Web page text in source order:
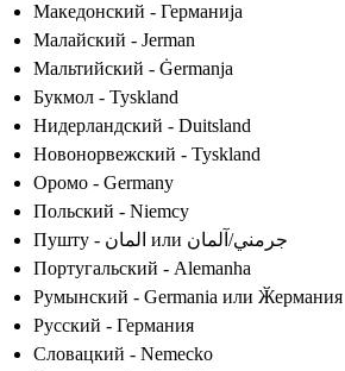
Македонский - Германија
Малайский - Jerman
Мальтийский - Ġermanja
Букмол - Tyskland
Нидерландский - Duitsland
Новонорвежский - Tyskland
Оромо - Germany
Польский - Niemcy
Пушту - المان или جرمني/آلمان
Португальский - Alemanha
Румынский - Germania или Ӂермания
Русский - Германия
Словацкий - Nemecko